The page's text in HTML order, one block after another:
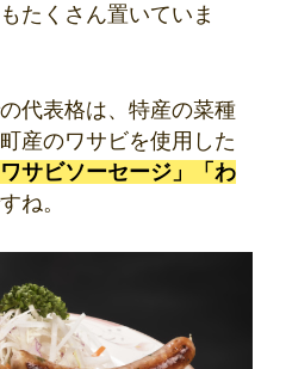
たくさん置いていま
代表格は、特産の菜種
産のワサビを使用した
サビソーセージ」「わ
ね。